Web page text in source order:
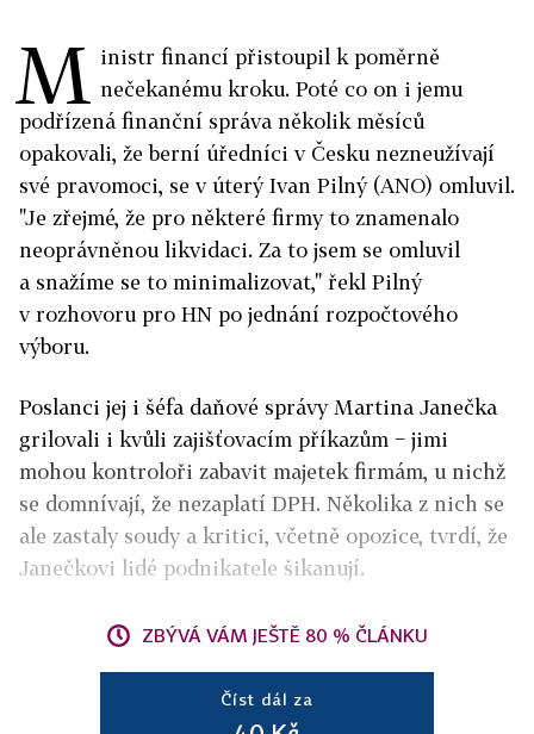
M inistr financí přistoupil k poměrně
nečekanému kroku. Poté co on i jemu
podřízená finanční správa několik měsíců
opakovali, že berní úředníci v Česku nezneužívají
své pravomoci, se v úterý Ivan Pilný (ANO) omluvil.
"Je zřejmé, že pro některé firmy to znamenalo
neoprávněnou likvidaci. Za to jsem se omluvil
a snažíme se to minimalizovat," řekl Pilný
v rozhovoru pro HN po jednání rozpočtového
výboru.
Poslanci jej i šéfa daňové správy Martina Janečka
grilovali i kvůli zajišťovacím příkazům − jimi
mohou kontroloři zabavit majetek firmám, u nichž
se domnívají, že nezaplatí DPH. Několika z nich se
ale zastaly soudy a kritici, včetně opozice, tvrdí, že
Janečkovi lidé podnikatele šikanují.
ZBÝVÁ VÁM JEŠTĚ 80 % ČLÁNKU
Číst dál za